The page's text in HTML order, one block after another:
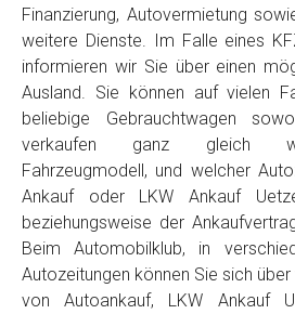
Finanzierung, Autovermietung
weitere Dienste. Im Falle eines
informieren wir Sie über einen
Ausland. Sie können auf vielen
beliebige Gebrauchtwagen
verkaufen ganz gleich
Fahrzeugmodell, und welcher
Ankauf oder LKW Ankauf
beziehungsweise der
Beim Automobilklub, in
Autozeitungen können Sie sich
von Autoankauf, LKW Ankauf